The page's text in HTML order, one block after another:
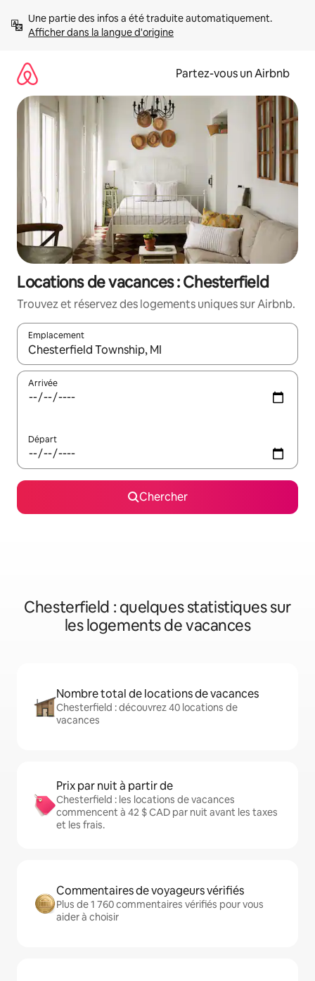
directement
Afficher dans la langue d'origine
Partez-vous un Airbnb
Locations de vacances : Chesterfield
Trouvez et réservez des logements uniques sur Airbnb.
Emplacement
Quand les résultats sont affichés, parcourez-les en utilisant
Arrivée
Départ
Chercher
Chesterfield : quelques statistiques sur
les logements de vacances
Nombre total de locations de vacances
Chesterfield : découvrez 40 locations de
vacances
Prix par nuit à partir de
Chesterfield : les locations de vacances
commencent à 42 $ CAD par nuit avant les taxes
et les frais.
Commentaires de voyageurs vérifiés
Plus de 1 760 commentaires vérifiés pour vous
aider à choisir